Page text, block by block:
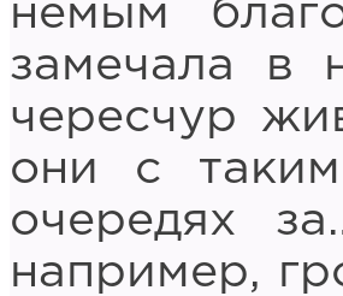
немым
замечала в
чересчур
они с
очередях
например,